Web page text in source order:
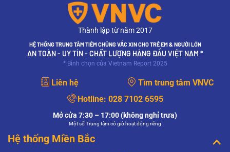
Thành lập từ năm 2017
HỆ THỐNG TRUNG TÂM TIÊM CHỦNG VẮC XIN CHO TRẺ EM & NGƯỜI LỚN
AN TOÀN - UY TÍN - CHẤT LƯỢNG HÀNG ĐẦU VIỆT NAM *
* Bình chọn của Vietnam Report 2025
Liên hệ
Tìm trung tâm VNVC
Hotline: 028 7102 6595
Mở cửa 7:30 – 17:00 (không nghỉ trưa)
Một số Trung tâm có giờ hoạt động riêng
Hệ thống Miền Bắc